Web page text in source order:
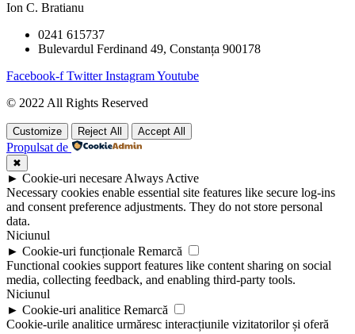
Ion C. Bratianu
0241 615737
Bulevardul Ferdinand 49, Constanța 900178
Facebook-f Twitter InstagramYoutube
© 2022 All Rights Reserved
Customize Reject All Accept All
Propulsat de
✖
► Cookie-uri necesare Always Active
Necessary cookies enable essential site features like secure log-ins
and consent preference adjustments. They do not store personal
data.
Niciunul
► Cookie-uri funcționale Remarcă
Functional cookies support features like content sharing on social
media, collecting feedback, and enabling third-party tools.
Niciunul
► Cookie-uri analitice Remarcă
Cookie-urile analitice urmăresc interacțiunile vizitatorilor și oferă